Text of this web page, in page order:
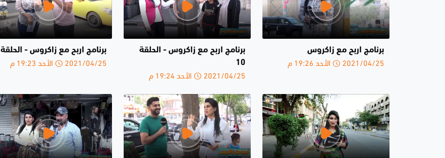
برنامج اربح مع زاكروس
2021/04/25 الأحد 19:26 م
برنامج اربح مع زاكروس - الحلقة
10
2021/04/25 الأحد 19:24 م
برنامج اربح مع زاكروس - الحلقة 9
2021/04/25 الأحد 19:23 م